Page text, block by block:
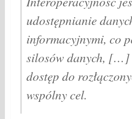
udostępnianie
informacyjnymi, co
silosów danych, […]
dostęp do
wspólny cel.